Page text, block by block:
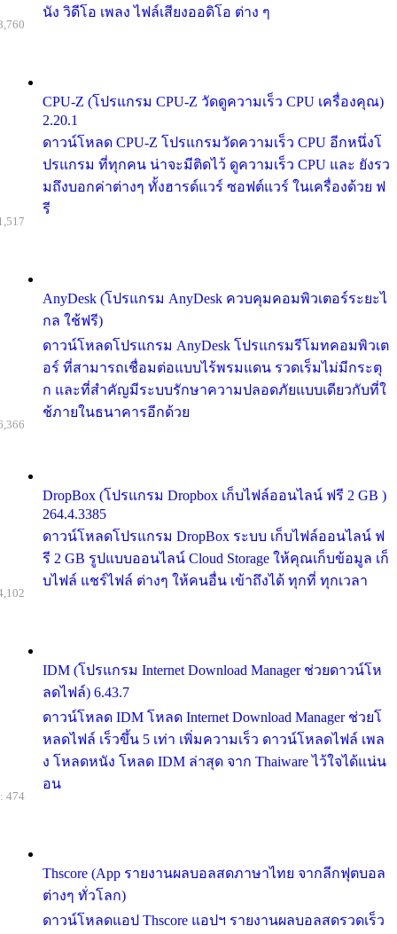
นัง วิดีโอ เพลง ไฟล์เสียงออดิโอ ต่าง ๆ
CPU-Z (โปรแกรม CPU-Z วัดดูความเร็ว CPU เครื่องคุณ)
2.20.1
ดาวน์โหลด CPU-Z โปรแกรมวัดความเร็ว CPU อีกหนึ่งโ
ปรแกรม ที่ทุกคน น่าจะมีติดไว้ ดูความเร็ว CPU และ ยังรว
มถึงบอกค่าต่างๆ ทั้งฮารด์แวร์ ซอฟต์แวร์ ในเครื่องด้วย ฟ
รี
AnyDesk (โปรแกรม AnyDesk ควบคุมคอมพิวเตอร์ระยะไ
กล ใช้ฟรี)
ดาวน์โหลดโปรแกรม AnyDesk โปรแกรมรีโมทคอมพิวเต
อร์ ที่สามารถเชื่อมต่อแบบไร้พรมแดน รวดเร็มไม่มีกระตุ
ก และที่สำคัญมีระบบรักษาความปลอดภัยแบบเดียวกับที่ใ
ช้ภายในธนาคารอีกด้วย
DropBox (โปรแกรม Dropbox เก็บไฟล์ออนไลน์ ฟรี 2 GB )
264.4.3385
ดาวน์โหลดโปรแกรม DropBox ระบบ เก็บไฟล์ออนไลน์ ฟ
รี 2 GB รูปแบบออนไลน์ Cloud Storage ให้คุณเก็บข้อมูล เก็
บไฟล์ แชร์ไฟล์ ต่างๆ ให้คนอื่น เข้าถึงได้ ทุกที่ ทุกเวลา
IDM (โปรแกรม Internet Download Manager ช่วยดาวน์โห
ลดไฟล์) 6.43.7
ดาวน์โหลด IDM โหลด Internet Download Manager ช่วยโ
หลดไฟล์ เร็วขึ้น 5 เท่า เพิ่มความเร็ว ดาวน์โหลดไฟล์ เพล
ง โหลดหนัง โหลด IDM ล่าสุด จาก Thaiware ไว้ใจได้แน่น
อน
Thscore (App รายงานผลบอลสดภาษาไทย จากลีกฟุตบอล
ต่างๆ ทั่วโลก)
ดาวน์โหลดแอป Thscore แอปฯ รายงานผลบอลสดรวดเร็ว
474